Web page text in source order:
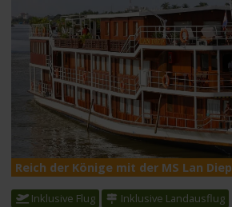
Über uns
Wissen
Suche
Reich der Könige mit der MS Lan Diep
Inklusive Flug
Inklusive Landausflug